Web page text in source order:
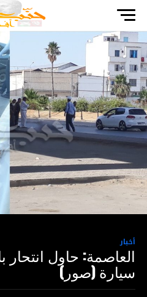
أخبار
العاصمة: حاول انتحار
سيارة (صور)